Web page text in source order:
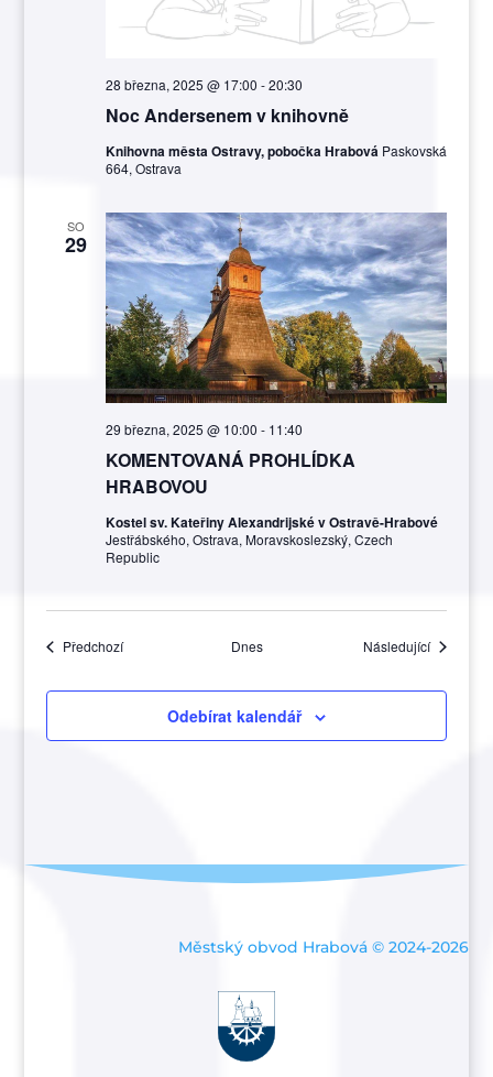
Noc Andersenem v knihovně
28 března, 2025 @ 17:00 -20:30
Knihovna města Ostravy, pobočka Hrabová Paskovská
664, Ostrava
SO
29
KOMENTOVANÁ PROHLÍDKA
HRABOVOU
29 března, 2025 @ 10:00 - 11:40
Kostel sv. Kateřiny Alexandrijské v Ostravě-Hrabové
Jestřábského, Ostrava, Moravskoslezský, Czech
Republic
PředchozíAkce Dnes NásledujícíAkce
Odebírat kalendář
Městský obvod Hrabová © 2024-2026